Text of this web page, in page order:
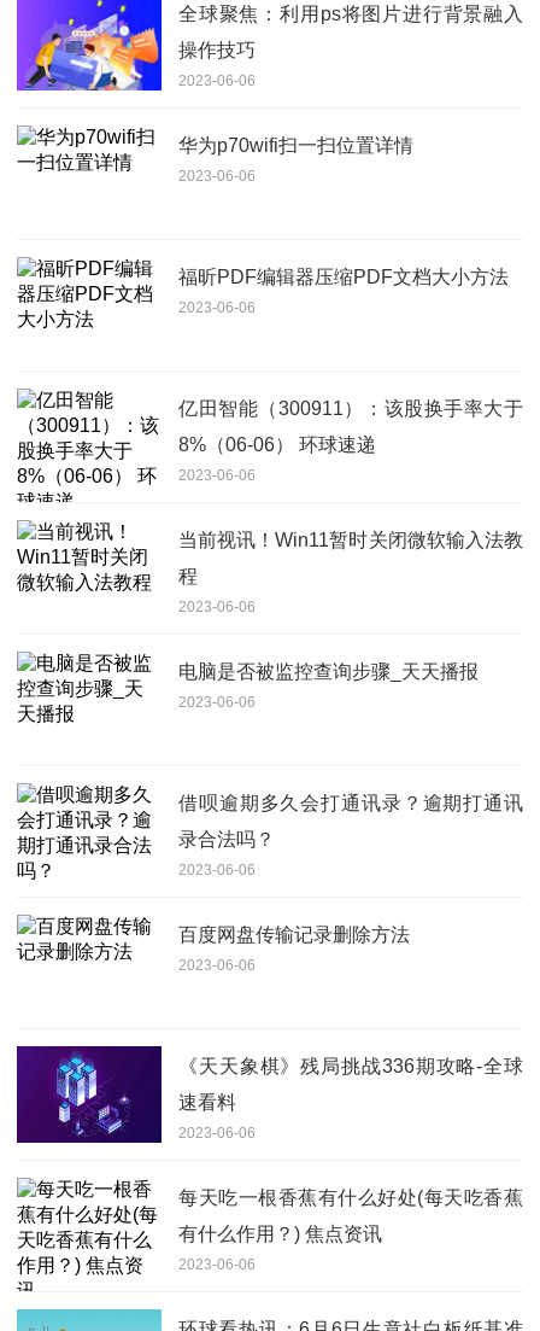
全球聚焦：利用ps将图片进行背景融入
操作技巧
2023-06-06
华为p70wifi扫一扫位置详情
2023-06-06
福昕PDF编辑器压缩PDF文档大小方法
2023-06-06
亿田智能（300911）：该股换手率大于
8%（06-06） 环球速递
2023-06-06
当前视讯！Win11暂时关闭微软输入法教
程
2023-06-06
电脑是否被监控查询步骤_天天播报
2023-06-06
借呗逾期多久会打通讯录？逾期打通讯
录合法吗？
2023-06-06
百度网盘传输记录删除方法
2023-06-06
《天天象棋》残局挑战336期攻略-全球
速看料
2023-06-06
每天吃一根香蕉有什么好处(每天吃香蕉
有什么作用？) 焦点资讯
2023-06-06